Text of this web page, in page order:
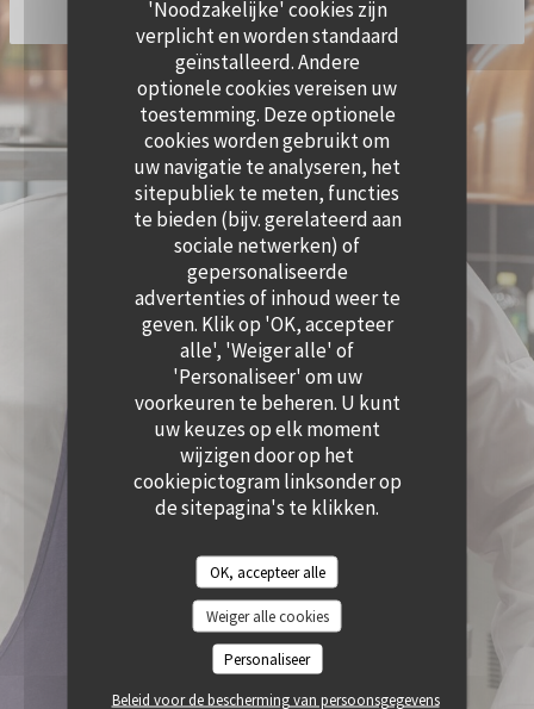
'Noodzakelijke' cookies zijn
verplicht en worden standaard
geïnstalleerd. Andere
optionele cookies vereisen uw
toestemming. Deze optionele
cookies worden gebruikt om
uw navigatie te analyseren, het
sitepubliek te meten, functies
te bieden (bijv. gerelateerd aan
sociale netwerken) of
gepersonaliseerde
advertenties of inhoud weer te
geven. Klik op 'OK, accepteer
alle', 'Weiger alle' of
'Personaliseer' om uw
voorkeuren te beheren. U kunt
uw keuzes op elk moment
wijzigen door op het
cookiepictogram linksonder op
de sitepagina's te klikken.
OK, accepteer alle
Weiger alle cookies
Personaliseer
Beleid voor de bescherming van persoonsgegevens
© 2026 QUAI OUEST — RESTAURANT WEBSITE GECREËERD DOOR ZENCHEF
DISCLAIMER
((OPENT IN EEN NIEUW VENSTER))
GEBRUIKSVOORWAARDEN
((OPENT IN EEN NIEUW VENSTER))
BELEID BESCHERMING PERSOONSGEGEVENS
((OPENT IN EEN NIEUW VENSTER))
COOKIES BELEID
TOEGANKELIJKHEID
((OPENT IN EEN NIEUW VENSTER))